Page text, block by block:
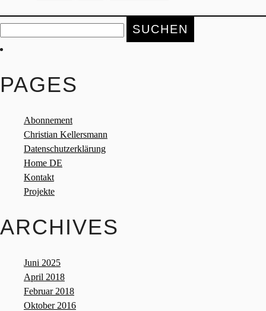
Suche
nach:
PAGES
Abonnement
Christian Kellersmann
Datenschutzerklärung
Home DE
Kontakt
Projekte
ARCHIVES
Juni 2025
April 2018
Februar 2018
Oktober 2016